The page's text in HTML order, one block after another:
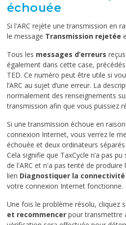
échouée
Si l'ARC rejète une transmission en
le message Transmission rejetée
Tous les messages d’erreurs
également dans cette case,
TED. Ce numéro peut être utile si
l’ARC au sujet d’une erreur. La
normalement des renseignements
transmission afin que vous puissiez
Si une transmission échoue en
connexion Internet, vous verrez le
échouée et deux ordinateurs
Cela signifie que TaxCycle n’a pas
de l'ARC et n'a pas tenté de produire
lien Diagnostiquer la
votre connexion Internet fonctionne.
Une fois le problème résolu, cliquez
et recommencer pour transmettre